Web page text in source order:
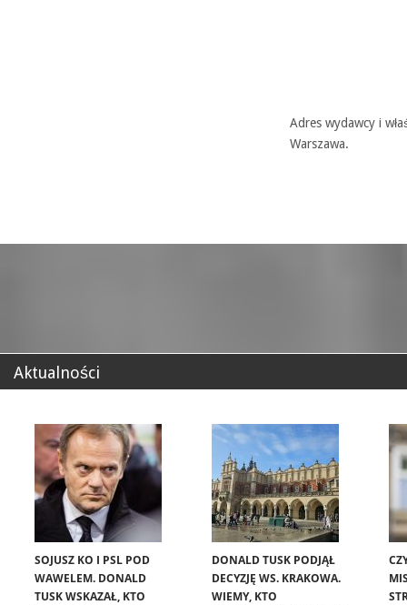
Adres wydawcy i
Warszawa.
Aktualności
SOJUSZ KO I PSL POD
WAWELEM. DONALD
TUSK WSKAZAŁ, KTO
DONALD TUSK PODJĄŁ
DECYZJĘ WS. KRAKOWA.
WIEMY, KTO